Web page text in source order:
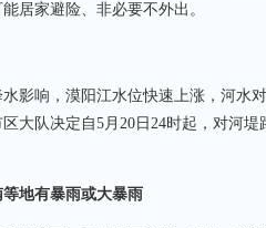
居家避险、非必要不外出。
影响，漠阳江水位快速上涨，河水
大队决定自5月20日24时起，对河
地有暴雨或大暴雨